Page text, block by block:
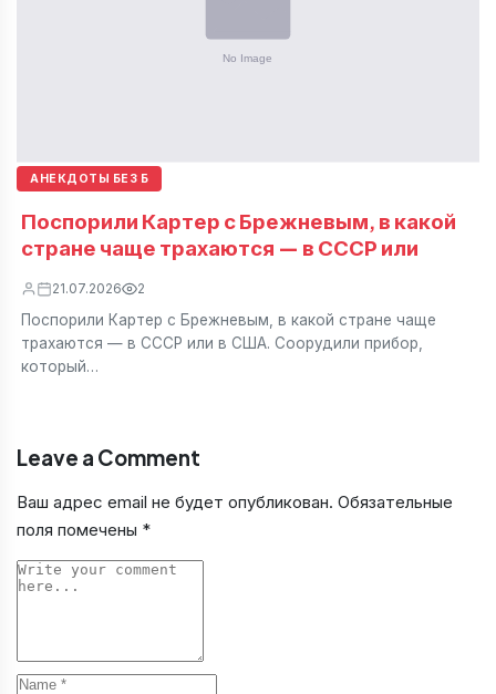
АНЕКДОТЫ БЕЗ Б
Поспорили Картер с Брежневым, в какой
стране чаще трахаются — в СССР или
21.07.2026 2
Поспорили Картер с Брежневым, в какой стране чаще
трахаются — в СССР или в США. Соорудили прибор,
который…
Leave a Comment
Ваш адрес email не будет опубликован. Обязательные
поля помечены *
Comment
Name